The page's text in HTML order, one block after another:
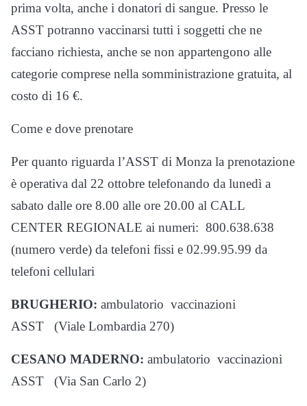
prima volta, anche i donatori di sangue. Presso le
ASST potranno vaccinarsi tutti i soggetti che ne
facciano richiesta, anche se non appartengono alle
categorie comprese nella somministrazione gratuita, al
costo di 16 €.
Come e dove prenotare
Per quanto riguarda l’ASST di Monza la prenotazione
è operativa dal 22 ottobre telefonando da lunedì a
sabato dalle ore 8.00 alle ore 20.00 al CALL
CENTER REGIONALE ai numeri: 800.638.638
(numero verde) da telefoni fissi e 02.99.95.99 da
telefoni cellulari
BRUGHERIO: ambulatorio vaccinazioni
ASST (Viale Lombardia 270)
CESANO MADERNO: ambulatorio vaccinazioni
ASST (Via San Carlo 2)